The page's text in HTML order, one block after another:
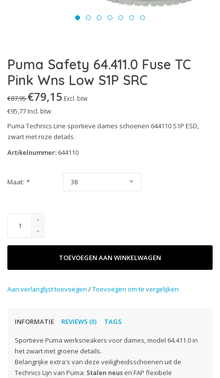
White'n Service
Heritage
Uitleg Normering
Puma Safety 64.411.0 Fuse TC
Pink Wns Low S1P SRC
€87,95€79,15 Excl. btw
€95,77Incl. btw
Puma Technics Line sportieve dames schoenen 644110 S1P ESD,
zwart met roze details.
Artikelnummer: 644110
Maat: *
TOEVOEGEN AAN WINKELWAGEN
Aan verlanglijst toevoegen /Toevoegen om te vergelijken
INFORMATIE REVIEWS (0) TAGS
Sportieve Puma werksneakers voor dames, model 64.411.0 in
het zwart met groene details.
Belangrijke extra's van deze veiligheidsschoenen uit de
Technics Lijn van Puma: Stalen neus en FAP flexibele